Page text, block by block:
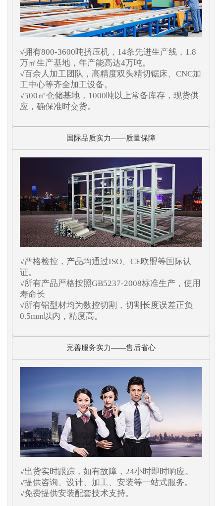
√拥有800-3600吨挤压机，14条先进生产线，1.8
万㎡生产基地，年产能高达4万吨。
√百余人加工团队，高精度双头精切锯床、CNC加
工中心等齐全加工设备。
√500㎡仓储基地，1000吨以上常备库存，现货供
应，确保准时交货。
国际品质实力——质量保障
√严格检控，产品均通过ISO、CE欧盟等国际认
证。
√所有产品严格按照GB5237-2008标准生产，使用
寿命长
√所有铝型材均为数控切割，切割长度误差正负
0.5mm以内，精度高。
完善服务实力——售后省心
√出货实时跟踪，如有故障，24小时即时响应。
√提供咨询、设计、加工、安装等一站式服务。
√免费提供安装配套技术支持。